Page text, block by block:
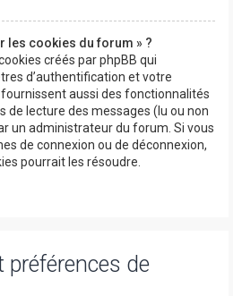
les cookies du forum » ?
créés par phpBB qui
d’authentification et votre
aussi des fonctionnalités
de lecture des messages (lu ou non
un administrateur du forum. Si vous
de connexion ou de déconnexion,
pourrait les résoudre.
préférences de